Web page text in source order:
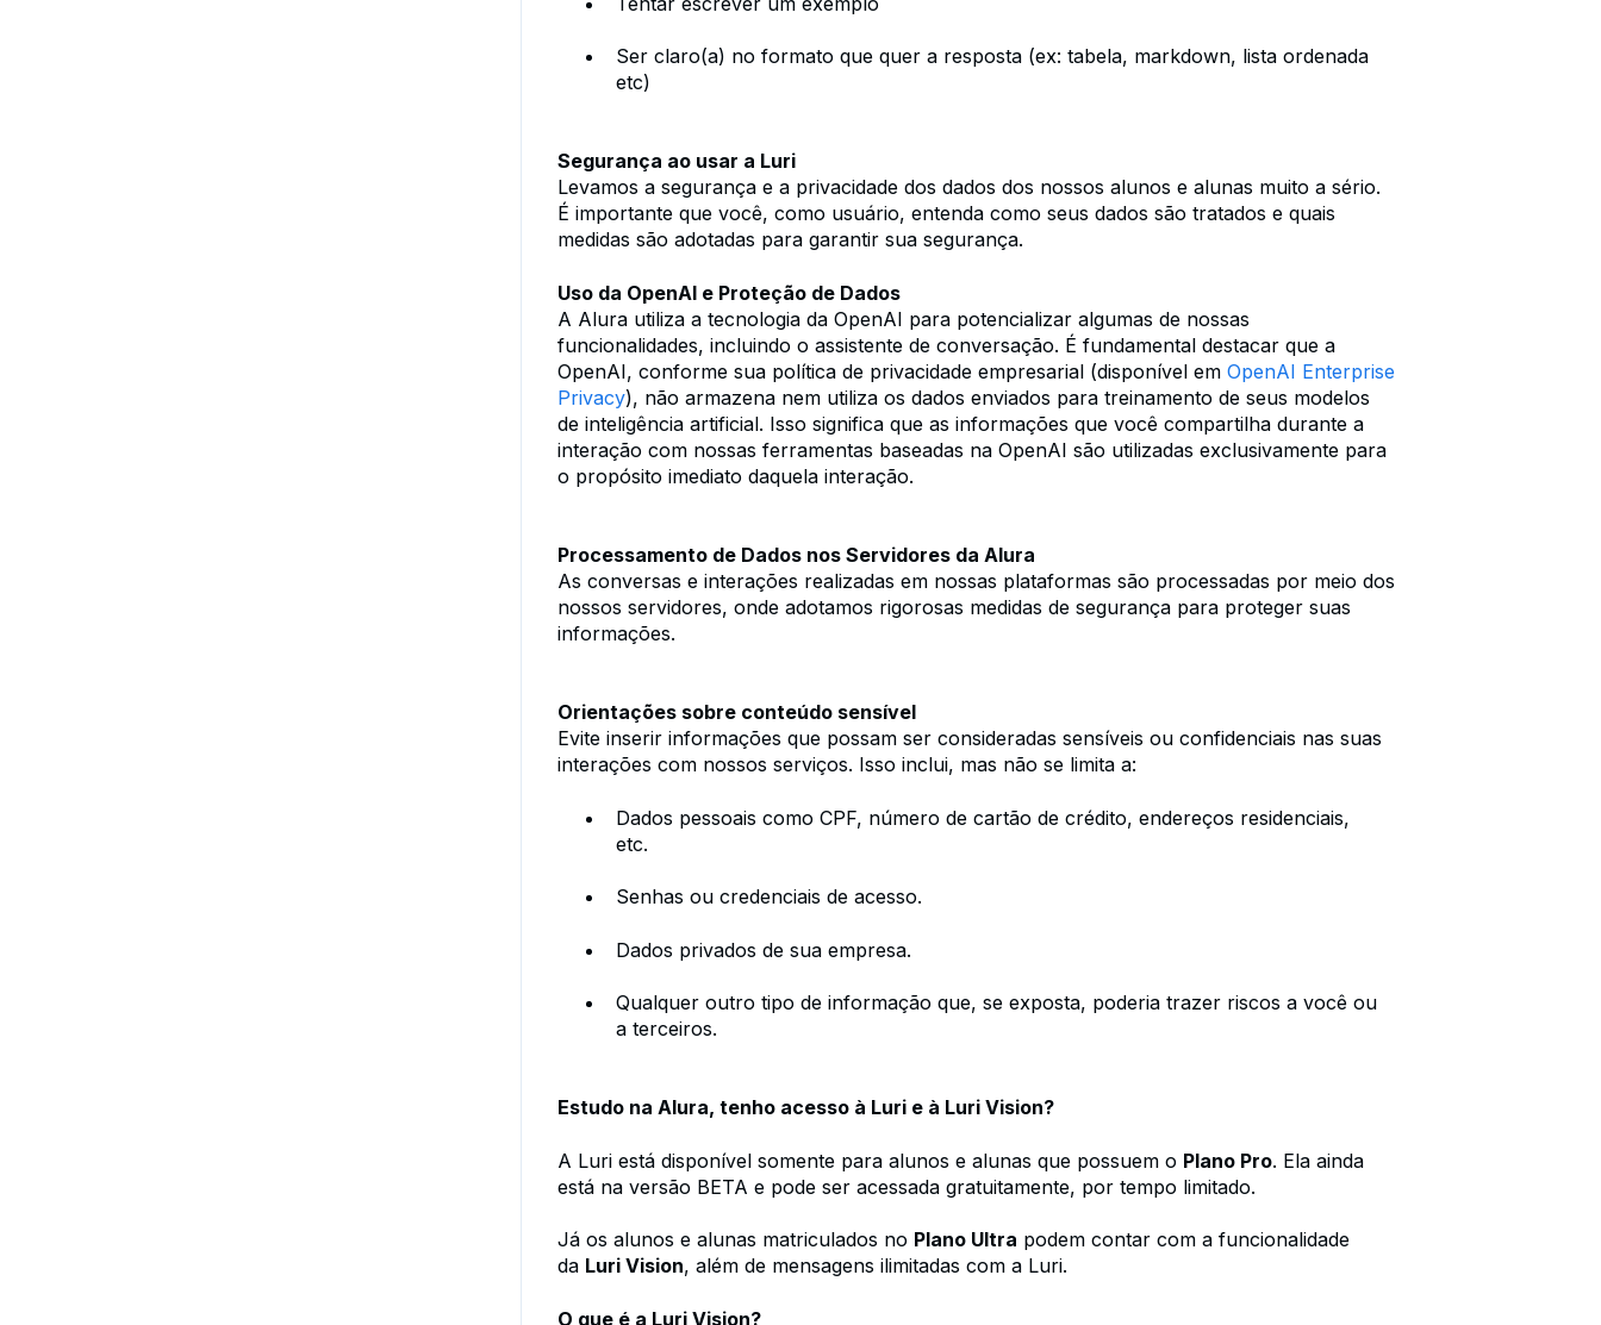
Ser claro(a) no formato que quer a resposta (ex: tabela, markdown, lista ordenada
etc)
Segurança ao usar a Luri
Levamos a segurança e a privacidade dos dados dos nossos alunos e alunas muito a sério.
É importante que você, como usuário, entenda como seus dados são tratados e quais
medidas são adotadas para garantir sua segurança.
Uso da OpenAI e Proteção de Dados
A Alura utiliza a tecnologia da OpenAI para potencializar algumas de nossas
funcionalidades, incluindo o assistente de conversação. É fundamental destacar que a
OpenAI, conforme sua política de privacidade empresarial (disponível em OpenAI Enterprise
Privacy), não armazena nem utiliza os dados enviados para treinamento de seus modelos
de inteligência artificial. Isso significa que as informações que você compartilha durante a
interação com nossas ferramentas baseadas na OpenAI são utilizadas exclusivamente para
o propósito imediato daquela interação.
Processamento de Dados nos Servidores da Alura
As conversas e interações realizadas em nossas plataformas são processadas por meio dos
nossos servidores, onde adotamos rigorosas medidas de segurança para proteger suas
informações.
Orientações sobre conteúdo sensível
Evite inserir informações que possam ser consideradas sensíveis ou confidenciais nas suas
interações com nossos serviços. Isso inclui, mas não se limita a:
Dados pessoais como CPF, número de cartão de crédito, endereços residenciais,
etc.
Senhas ou credenciais de acesso.
Dados privados de sua empresa.
Qualquer outro tipo de informação que, se exposta, poderia trazer riscos a você ou
a terceiros.
Estudo na Alura, tenho acesso à Luri e à Luri Vision?
A Luri está disponível somente para alunos e alunas que possuem o Plano Pro. Ela ainda
está na versão BETA e pode ser acessada gratuitamente, por tempo limitado.
Já os alunos e alunas matriculados no Plano Ultra podem contar com a funcionalidade
da Luri Vision, além de mensagens ilimitadas com a Luri.
O que é a Luri Vision?